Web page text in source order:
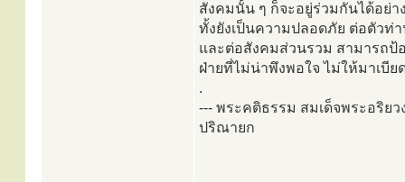
สังคมนั้น ๆ ก็จะอยู่ร่วมกันได้อย่า
ทั้งยังเป็นความปลอดภัย ต่อตัวท่า
และต่อสังคมส่วนรวม สามารถป้
ฝ่ายที่ไม่น่าพึงพอใจ ไม่ให้มาเบียด
.
--- พระคติธรรม สมเด็จพระอริย
ปริณายก